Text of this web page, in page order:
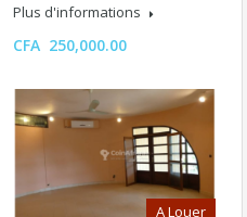
Plus d'informations
CFA 250,000.00
A Louer